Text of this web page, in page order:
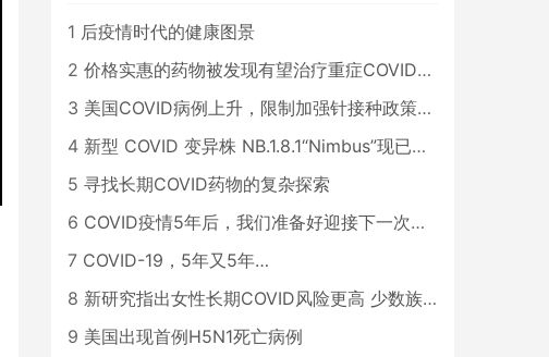
1 后疫情时代的健康图景
2 价格实惠的药物被发现有望治疗重症COVID患者
3 美国COVID病例上升，限制加强针接种政策即将出台
4 新型 COVID 变异株 NB.1.8.1“Nimbus”现已在美国占据主导地位
5 寻找长期COVID药物的复杂探索
6 COVID疫情5年后，我们准备好迎接下一次大流行了吗？
7 COVID-19，5年又5年…
8 新研究指出女性长期COVID风险更高 少数族裔儿童存在差异
9 美国出现首例H5N1死亡病例